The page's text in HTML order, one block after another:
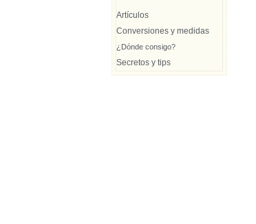
Artículos
Conversiones y medidas
¿Dónde consigo?
Secretos y tips